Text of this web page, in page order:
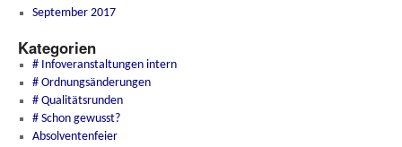
September 2017
Kategorien
# Infoveranstaltungen intern
# Ordnungsänderungen
# Qualitätsrunden
# Schon gewusst?
Absolventenfeier